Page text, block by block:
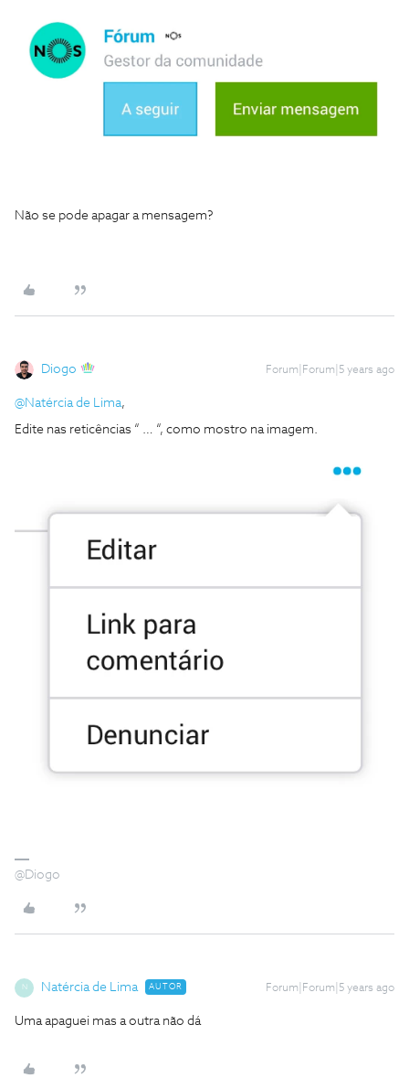
Não se pode apagar a mensagem?
Diogo Forum|Forum|5 years ago
@Natércia de Lima,
Edite nas reticências “ … “, como mostro na imagem.
@Diogo
N Natércia de Lima AUTOR Forum|Forum|5 years ago
Uma apaguei mas a outra não dá